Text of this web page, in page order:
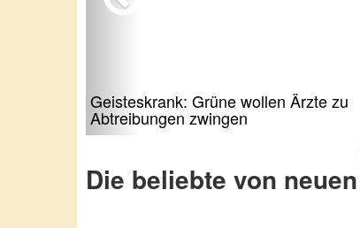
Geisteskrank: Grüne wollen Ärzte zu
Abtreibungen zwingen
Die beliebte von